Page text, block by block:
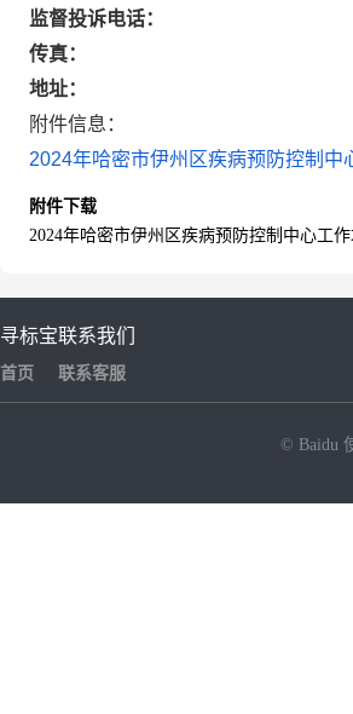
监督投诉电话：
传真：
地址：
附件信息：
2024年哈密市伊州区疾病预防控制
附件下载
2024年哈密市伊州区疾病预防控制中心工
寻标宝
首页
联系我们
联系客服
© Baidu